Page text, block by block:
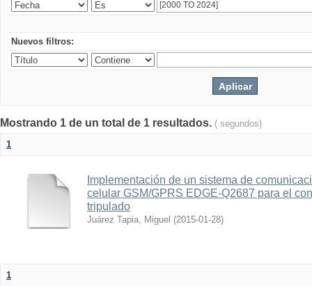
Nuevos filtros:
Mostrando 1 de un total de 1 resultados. ( segundos)
1
Implementación de un sistema de
celular GSM/GPRS EDGE-Q2687 para el
tripulado
Juárez Tapia, Miguel (2015-01-28)
1